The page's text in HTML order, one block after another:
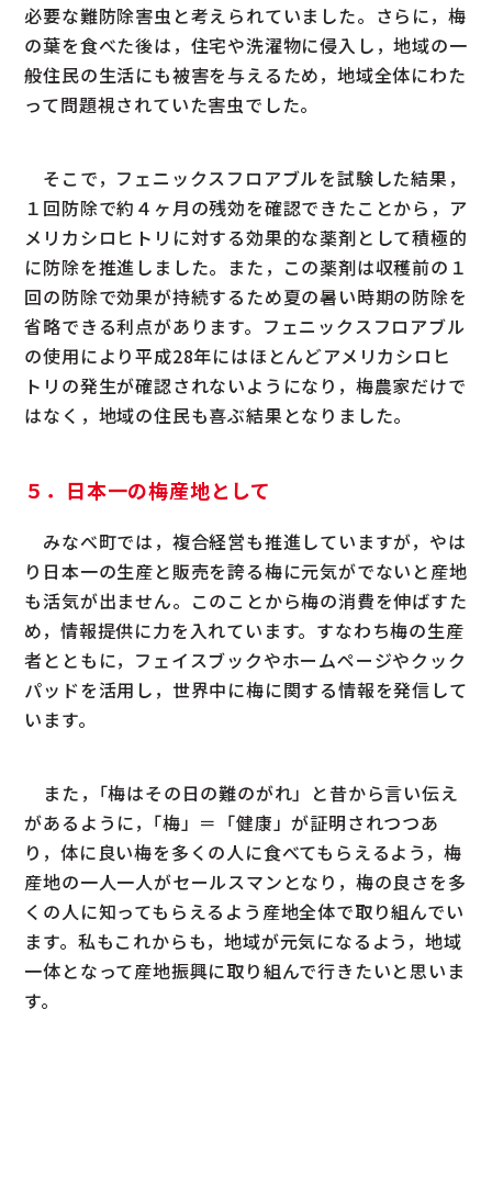
必要な難防除害虫と考えられていました。さらに，梅
の葉を食べた後は，住宅や洗濯物に侵入し，地域の一
般住民の生活にも被害を与えるため，地域全体にわた
って問題視されていた害虫でした。
そこで，フェニックスフロアブルを試験した結果，
１回防除で約４ヶ月の残効を確認できたことから，ア
メリカシロヒトリに対する効果的な薬剤として積極的
に防除を推進しました。また，この薬剤は収穫前の１
回の防除で効果が持続するため夏の暑い時期の防除を
省略できる利点があります。フェニックスフロアブル
の使用により平成28年にはほとんどアメリカシロヒ
トリの発生が確認されないようになり，梅農家だけで
はなく，地域の住民も喜ぶ結果となりました。
５．日本一の梅産地として
みなべ町では，複合経営も推進していますが，やは
り日本一の生産と販売を誇る梅に元気がでないと産地
も活気が出ません。このことから梅の消費を伸ばすた
め，情報提供に力を入れています。すなわち梅の生産
者とともに，フェイスブックやホームページやクック
パッドを活用し，世界中に梅に関する情報を発信して
います。
また，｢梅はその日の難のがれ」と昔から言い伝え
があるように，｢梅」＝「健康」が証明されつつあ
り，体に良い梅を多くの人に食べてもらえるよう，梅
産地の一人一人がセールスマンとなり，梅の良さを多
くの人に知ってもらえるよう産地全体で取り組んでい
ます。私もこれからも，地域が元気になるよう，地域
一体となって産地振興に取り組んで行きたいと思いま
す。